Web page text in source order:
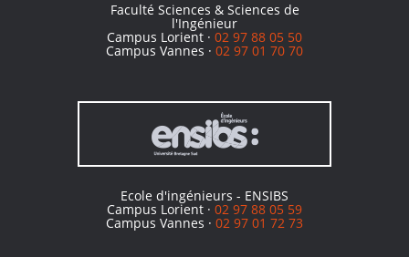
Faculté Sciences & Sciences de
l'Ingénieur
Campus Lorient · 02 97 88 05 50
Campus Vannes · 02 97 01 70 70
Ecole d'ingénieurs - ENSIBS
Campus Lorient · 02 97 88 05 59
Campus Vannes · 02 97 01 72 73